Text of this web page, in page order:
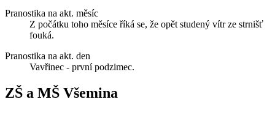
Pranostika na akt. měsíc
Z počátku toho měsíce říká se, že opět studený vítr ze strnišť
fouká.
Pranostika na akt. den
Vavřinec - první podzimec.
ZŠ a MŠ Všemina